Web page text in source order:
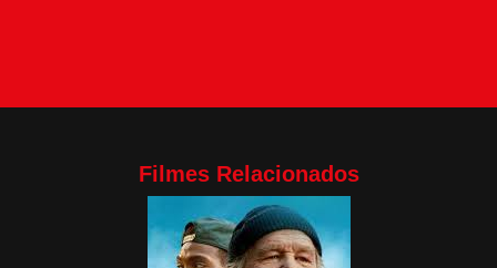
Filmes Relacionados